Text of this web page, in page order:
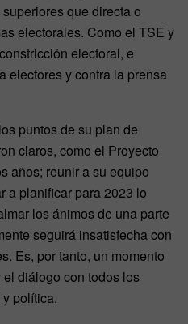
que directa o
electorales. Como el TSE y
electoral, e
electores y contra la prensa
puntos de su plan de
claros, como el Proyecto
años; reunir a su equipo
a planificar para 2023 lo
los ánimos de una parte
seguirá insatisfecha con
Es, por tanto, un momento
diálogo con todos los
política.